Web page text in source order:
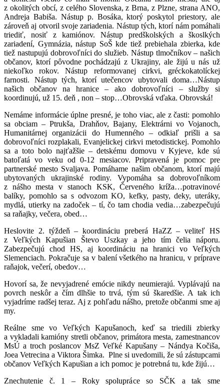
z okolitých obcí, z celého Slovenska, z Brna, z Plzne, strana ANO,
Andreja Babiša. Nástup p. Bosáka, ktorý poskytol priestory, ale
zároveň aj otvoril svoje zariadenia. Nástup tých, ktorí nám pomáhali
triediť, nosiť z kamiónov. Nástup predškolských a škoslkých
zariadení, Gymnázia, nástup SoŠ kde tiež prebiehala zbierka, kde
tiež nastupujú dobrovoľníci do služieb. Nástup tlmočníkov – našich
občanov, ktorí pôvodne pochádzajú z Ukrajiny, ale žijú u nás už
niekoľko rokov. Nástup reformovanej cirkvi, gréckokatolíckej
farnosti. Nástup tých, ktorí utečencov ubytovali doma…Nástup
našich občanov na hranice – ako dobrovoľníci – služby si
koordinujú, už 15. deň , non – stop…Obrovská vďaka. Obrovská!
Nemáme informácie úplne presné, je toho viac, ale z časti: pomohlo
sa obciam – Ptrukša, Drahňov, Bajany, Elektrárni vo Vojanoch,
Humanitárnej organizácii do Humenného – odkiaľ prišli a sa
dobrovoľníci rozplakali, Evanjelickej cirkvi metodistickej. Pomohlo
sa a toto bolo najťažšie – detskému domovu v Kyjeve, kde sú
batoľatá vo veku od 0-12 mesiacov. Pripravená je pomoc pre
partnerské mesto Svaljava. Pomáhame našim občanom, ktorí majú
ubytovaných ukrajinské rodiny. Vypomáha sa dobrovoľníkom
z nášho mesta v stanoch KSK, Červeného kríža…potravinové
balíky, pomohlo sa s odvozom KO, kefky, pasty, deky, uteráky,
mydlá, utierky na zadoček – tí, čo tam chodia vedia…zabezpečujú
sa raňajky, večera, obed…
Heslovite 2. týždeň – koordináciu preberá HaZZ – veliteľ HS
z Veľkých Kapušian Števo Uszkay a jeho tím čelia náporu.
Zabezpečujú chod HS, aj koordináciu na hranici vo Veľkých
Slemenciach. Pokračuje sa v balení všetkého na hranicu, v príprave
raňajok, večerí, obedov…
Hovorí sa, že nevyjadrené emócie nikdy neumierajú. Vyplávajú na
povrch neskôr a čím dlhšie to trvá, tým sú škaredšie. A tak ich
vyjadríme radšej teraz. Aj z pohľadu nášho, pretože občanmi sme aj
my.
Reálne sme vo Veľkých Kapušanoch, keď sa triedili zbierky
a vykladali kamióny stretli občanov, primátora mesta, zamestnancov
MsÚ a troch poslancov MsZ Veľké Kapušany – Nándya Kočiša,
Joea Vetrecina a Viktora Šimka. Plne si uvedomili, že sú zástupcami
občanov Veľkých Kapušian a ich pomoc je potrebná tu, kde žijú…
Znechutenie č. 1 – Roky spolupráce so SČK a tak sme